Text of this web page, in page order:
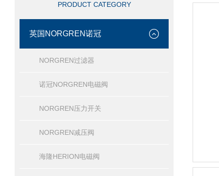
PRODUCT CATEGORY
英国NORGREN诺冠
NORGREN过滤器
诺冠NORGREN电磁阀
NORGREN压力开关
NORGREN减压阀
海隆HERION电磁阀